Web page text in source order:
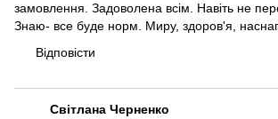
замовлення. Задоволена всім. Навіть не
Знаю- все буде норм. Миру, здоров'я,
Відповісти
Світлана Черненко